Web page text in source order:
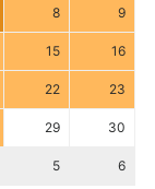
8 9
15 16
22 23
29 30
5 6